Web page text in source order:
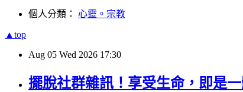
個人分類： 心靈。宗教
▲top
Aug 05 Wed 2026 17:30
擺脫社群雜訊！享受生命，即是